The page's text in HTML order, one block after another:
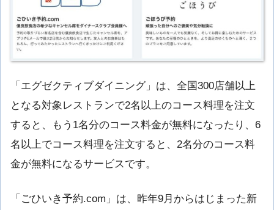
「エグゼクティブダイニング」は、全国300店舗以上
となる対象レストランで2名以上のコース料理を注文
すると、もう1名分のコース料金が無料になったり、6
名以上でコース料理を注文すると、2名分のコース料
金が無料になるサービスです。
「ごひいき予約.com」は、昨年9月からはじまった新